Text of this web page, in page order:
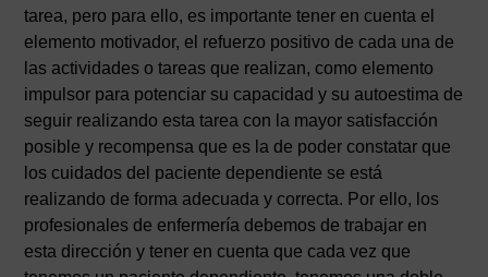
tarea, pero para ello, es importante tener en cuenta el
elemento motivador, el refuerzo positivo de cada una de
las actividades o tareas que realizan, como elemento
impulsor para potenciar su capacidad y su autoestima de
seguir realizando esta tarea con la mayor satisfacción
posible y recompensa que es la de poder constatar que
los cuidados del paciente dependiente se está
realizando de forma adecuada y correcta. Por ello, los
profesionales de enfermería debemos de trabajar en
esta dirección y tener en cuenta que cada vez que